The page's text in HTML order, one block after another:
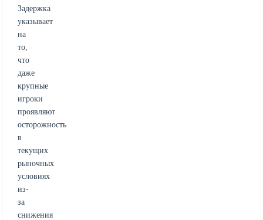
Задержка
указывает
на
то,
что
даже
крупные
игроки
проявляют
осторожность
в
текущих
рыночных
условиях
из-
за
снижения